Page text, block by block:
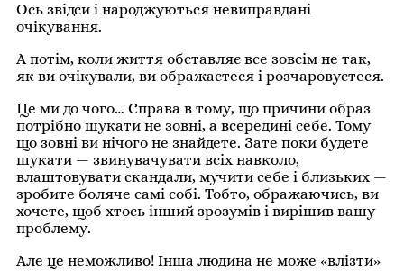
Ось звідси і народжуються невиправдані
очікування.
А потім, коли життя обставляє все зовсім не так,
як ви очікували, ви ображаєтеся і розчаровуєтеся.
Це ми до чого… Справа в тому, що причини образ
потрібно шукати не зовні, а всередині себе. Тому
що зовні ви нічого не знайдете. Зате поки будете
шукати — звинувачувати всіх навколо,
влаштовувати скандали, мучити себе і близьких —
зробите боляче самі собі. Тобто, ображаючись, ви
хочете, щоб хтось інший зрозумів і вирішив вашу
проблему.
Але це неможливо! Інша людина не може «влізти»